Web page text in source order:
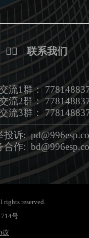
ᅟᅠ 联系我们
流1群：
流2群：
流3群：
投诉:
合作:
rights reserved.
号
议